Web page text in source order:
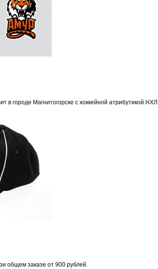
в городе Магнитогорске с хоккейной атрибутикой
общем заказе от 900 рублей.